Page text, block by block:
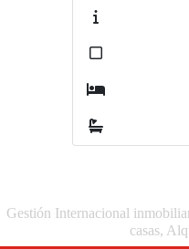
Gestión Internacional
casas,